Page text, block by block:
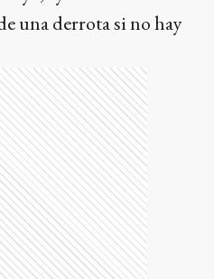
una derrota si no hay